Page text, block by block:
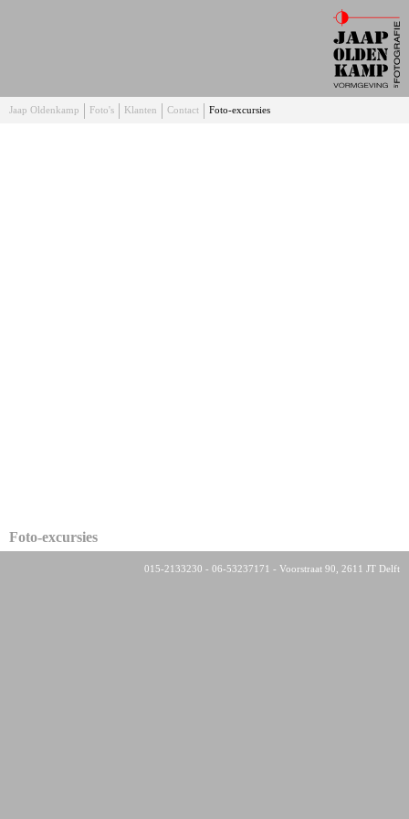
Jaap Oldenkamp Foto's Klanten Contact Foto-excursies
Foto-excursies
015-2133230 - 06-53237171 - Voorstraat 90, 2611 JT Delft